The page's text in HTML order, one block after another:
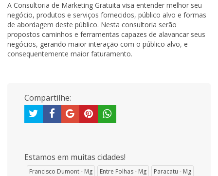
A Consultoria de Marketing Gratuita visa entender melhor seu
negócio, produtos e serviços fornecidos, público alvo e formas
de abordagem deste público. Nesta consultoria serão
propostos caminhos e ferramentas capazes de alavancar seus
negócios, gerando maior interação com o público alvo, e
consequentemente maior faturamento.
Compartilhe:
Estamos em muitas cidades!
Francisco Dumont - Mg Entre Folhas - Mg
Paracatu - Mg